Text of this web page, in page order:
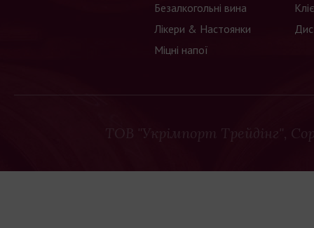
Безалкогольні вина
Лікери & Настоянки
Міцні напої
ТОВ "Укрімпорт Трейдінг",